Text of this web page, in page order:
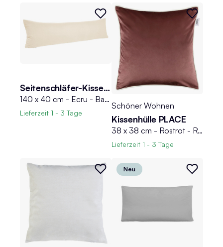
Seitenschläfer-Kissenhülle LIMA
140 x 40 cm - Ecru - Baumwolle - mit Reißverschluss
Lieferzeit 1 - 3 Tage
Schöner Wohnen
Kissenhülle PLACE
38 x 38 cm - Rostrot - Rosa - Baumwolle - Polyester - mit Reißverschluss
Lieferzeit 1 - 3 Tage
Neu